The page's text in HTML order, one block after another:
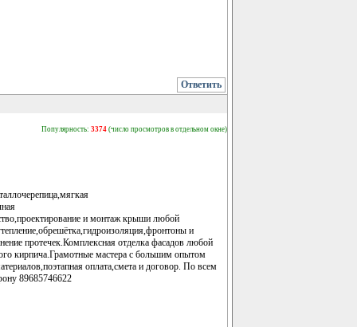
Ответить
Популярность: 3374 (число просмотров в отдельном окне)
и монтаж крыши любой
и
протечек.Комплексная отделка фасадов любой
кирпича.Грамотные мастера с большим опытом
оплата,смета и договор. По всем
89685746622